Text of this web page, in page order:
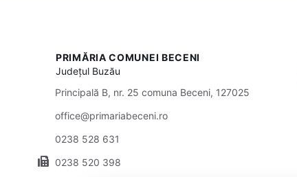
PRIMĂRIA COMUNEI BECENI
Județul Buzău
Principală B, nr. 25 comuna Beceni, 127025
office@primariabeceni.ro
0238 528 631
0238 520 398